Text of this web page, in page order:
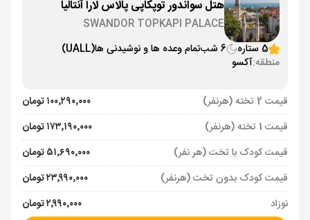
هتل سواندور توپکاپی پالاس لارا آنتالیا
SWANDOR TOPKAPI PALACE
5 ستاره
6 شب تمام وعده ها و نوشیدنی ها(UALL)
منطقه:آکسو
قیمت 2 تخته (هرنفر)
۱۰۰٬۲۹۰٬۰۰۰ تومان
قیمت 1 تخته (هرنفر)
۱۷۳٬۱۹۰٬۰۰۰ تومان
قیمت کودک با تخت (هر نفر)
۵۱٬۶۹۰٬۰۰۰ تومان
قیمت کودک بدون تخت (هرنفر)
۲۳٬۹۹۰٬۰۰۰ تومان
نوزاد
۲٬۹۹۰٬۰۰۰ تومان